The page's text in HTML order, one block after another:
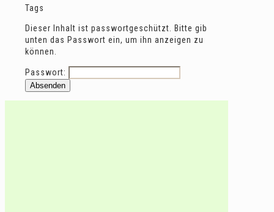
Tags
Dieser Inhalt ist passwortgeschützt. Bitte gib
unten das Passwort ein, um ihn anzeigen zu
können.
Passwort: